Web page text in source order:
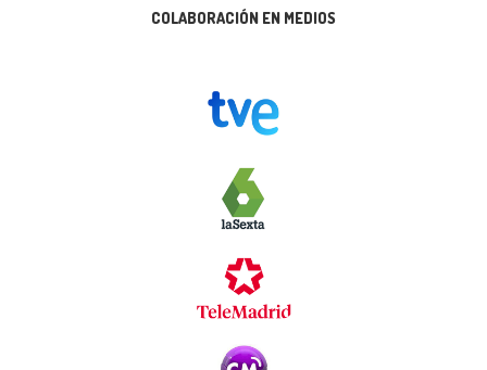
COLABORACIÓN EN MEDIOS